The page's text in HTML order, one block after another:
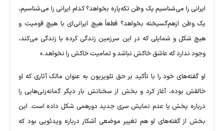
ایرانی را می‌شناسیم یک وطن تکه‌پاره بخواهد؟ کدام ایرانی را می‌شناسیم،
یک وطن ازهم‌گسیخته بخواهد؟ قطعاً هیچ ایرانی‌ای با هیچ قومیت و
هیچ شکل و شمایلی که در این سرزمین زندگی کرده یا زندگی می‌کند،
وجود ندارد که عاشق خاکش نباشد و تمامیت خاکش را نخواهد.»
او گفته‌های خود را با تأکید بر حق تلویزیون به عنوان مالک آثاری که او
خالقش بوده، آغاز کرد و بخش از سخنانش بار دیگر گمانه‌زنی‌هایی را
درباره پخش یا عدم نمایش سری جدید دورهمی شکل داده است. این
بخش از گفته‌های او هم تغییر موضعی آشکار درباره ویدئویی بود که